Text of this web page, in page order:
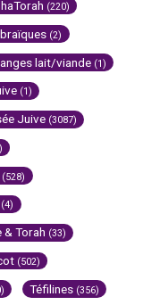
(220)
(2)
lait/viande (1)
(1)
Juive (3087)
(528)
(4)
& Torah (33)
(502)
Téfilines (356)